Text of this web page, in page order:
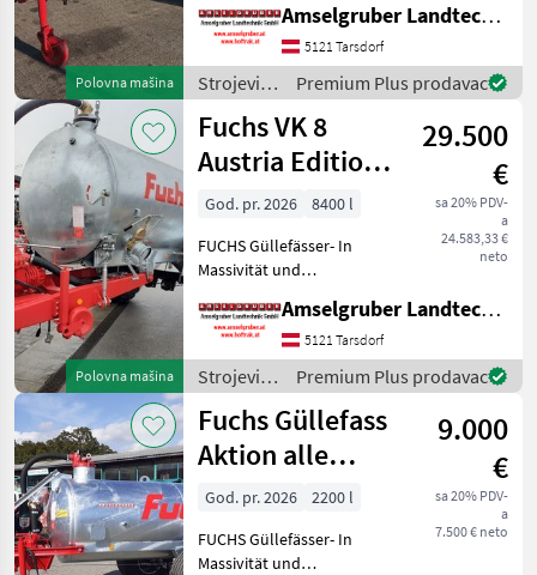
Polovna mašina
(Stärkste Materialstärken +
Beste Materialen und Beste
Komponenten der
führenden TOP Hersteller!)
Sei
Amselgruber Landtechnik GmbH
5121 Tarsdorf
Strojevi
za
đubrenje,
gnojenje i
navodnjavanje
/ Fuchs
Premium Plus prodavac
Polovna mašina
Fuchs VK 8
Austria Edition 1
Achs TOP
29.500
€
sa 20% PDV-
a
24.583,33 €
neto
God. pr. 2026
8400 l
FUCHS Güllefässer- In
Massivität und
(Stärkste Materialstärken +
Beste Materialen und Beste
Komponenten der
führenden TOP Hersteller!)
S
Amselgruber Landtechnik GmbH
5121 Tarsdorf
Strojevi
za
đubrenje,
gnojenje i
navodnjavanje
/ Fuchs
Premium Plus prodavac
Fuchs Güllefass
Aktion alle
Modelle Vakuum
Pump Fässer
9.000
€
sa 20% PDV-
a
7.500 € neto
God. pr. 2026
2200 l
FUCHS Güllefässer- In
Massivität und